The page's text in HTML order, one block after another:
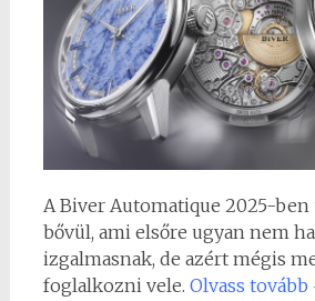
A Biver Automatique 2025-
bővül, ami elsőre ugyan nem
izgalmasnak, de azért mégis
foglalkozni vele. Olvass tovább